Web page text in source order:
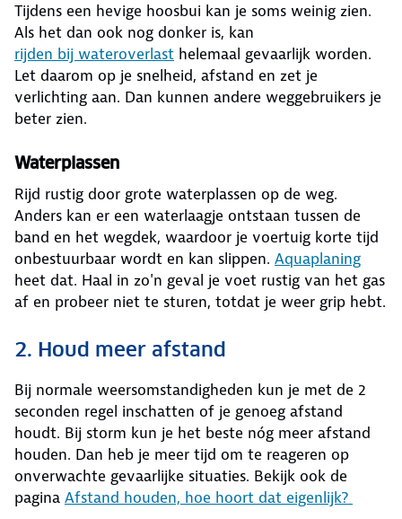
Tijdens een hevige hoosbui kan je soms weinig zien.
Als het dan ook nog donker is, kan
rijden bij wateroverlast helemaal gevaarlijk worden.
Let daarom op je snelheid, afstand en zet je
verlichting aan. Dan kunnen andere weggebruikers je
beter zien.
Waterplassen
Rijd rustig door grote waterplassen op de weg.
Anders kan er een waterlaagje ontstaan tussen de
band en het wegdek, waardoor je voertuig korte tijd
onbestuurbaar wordt en kan slippen. Aquaplaning
heet dat. Haal in zo'n geval je voet rustig van het gas
af en probeer niet te sturen, totdat je weer grip hebt.
2. Houd meer afstand
Bij normale weersomstandigheden kun je met de 2
seconden regel inschatten of je genoeg afstand
houdt. Bij storm kun je het beste nóg meer afstand
houden. Dan heb je meer tijd om te reageren op
onverwachte gevaarlijke situaties. Bekijk ook de
pagina Afstand houden, hoe hoort dat eigenlijk?